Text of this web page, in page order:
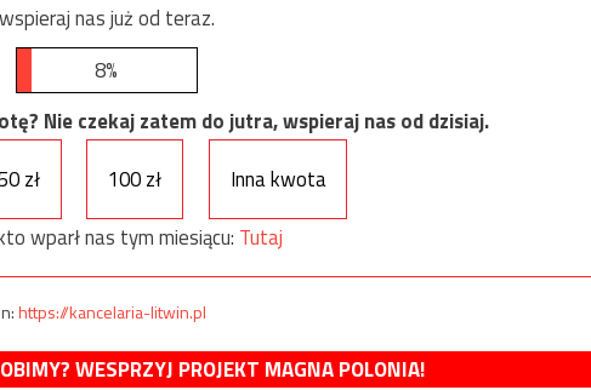
wspieraj nas już od teraz.
8%
Nie czekaj zatem do jutra, wspieraj nas od dzisiaj.
zł 100 zł
Inna kwota
wparł nas tym miesiącu: Tutaj
https://kancelaria-litwin.pl
WESPRZYJ PROJEKT MAGNA POLONIA!